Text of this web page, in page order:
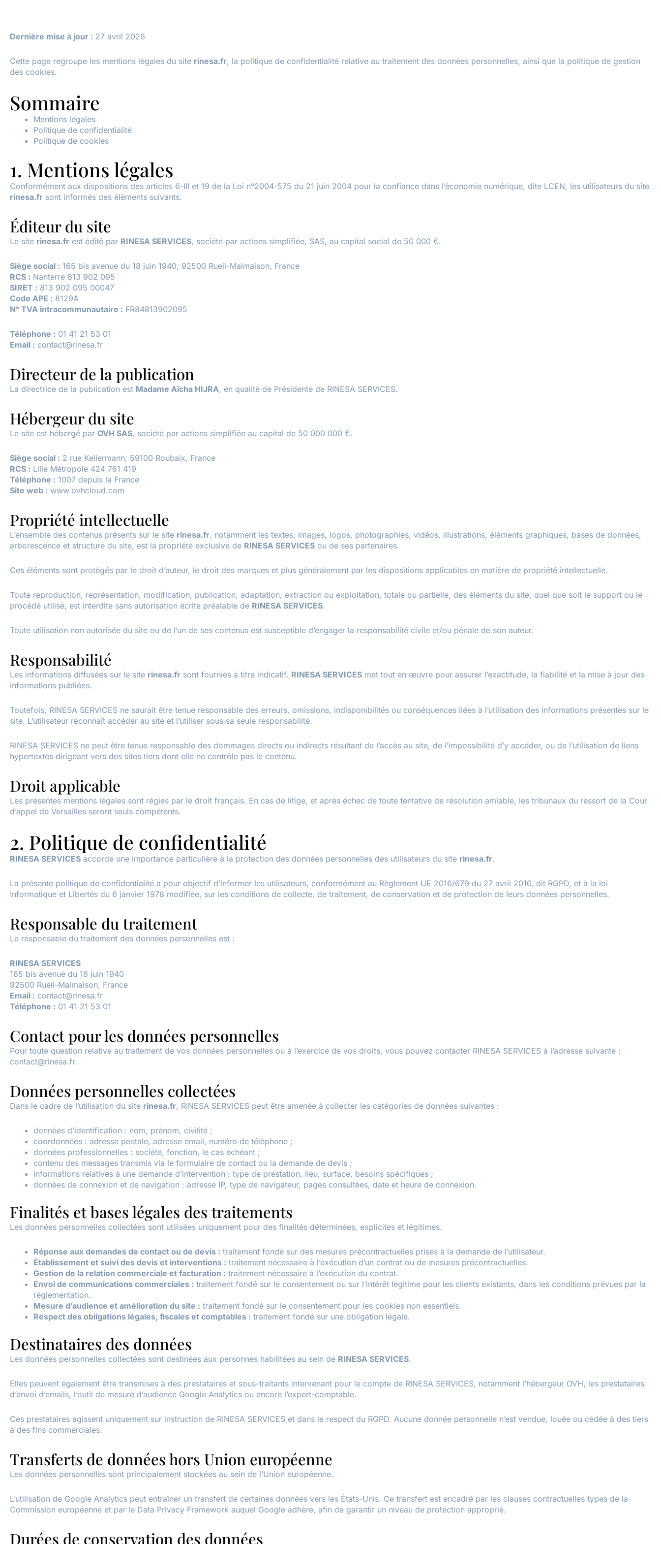
Dernière mise à jour : 27 avril 2026
Cette page regroupe les mentions légales du site rinesa.fr, la politique de confidentialité relative au traitement des données personnelles, ainsi que la politique de gestion
des cookies.
Sommaire
Mentions légales
Politique de confidentialité
Politique de cookies
1. Mentions légales
Conformément aux dispositions des articles 6-III et 19 de la Loi n°2004-575 du 21 juin 2004 pour la confiance dans l’économie numérique, dite LCEN, les utilisateurs du site
rinesa.fr sont informés des éléments suivants.
Éditeur du site
Le site rinesa.fr est édité par RINESA SERVICES, société par actions simplifiée, SAS, au capital social de 50 000 €.
Siège social : 165 bis avenue du 18 juin 1940, 92500 Rueil-Malmaison, France
RCS : Nanterre 813 902 095
SIRET : 813 902 095 00047
Code APE : 8129A
N° TVA intracommunautaire : FR84813902095
Téléphone : 01 41 21 53 01
Email : contact@rinesa.fr
Directeur de la publication
La directrice de la publication est Madame Aïcha HIJRA, en qualité de Présidente de RINESA SERVICES.
Hébergeur du site
Le site est hébergé par OVH SAS, société par actions simplifiée au capital de 50 000 000 €.
Siège social : 2 rue Kellermann, 59100 Roubaix, France
RCS : Lille Métropole 424 761 419
Téléphone : 1007 depuis la France
Site web : www.ovhcloud.com
Propriété intellectuelle
L’ensemble des contenus présents sur le site rinesa.fr, notamment les textes, images, logos, photographies, vidéos, illustrations, éléments graphiques, bases de données,
arborescence et structure du site, est la propriété exclusive de RINESA SERVICES ou de ses partenaires.
Ces éléments sont protégés par le droit d’auteur, le droit des marques et plus généralement par les dispositions applicables en matière de propriété intellectuelle.
Toute reproduction, représentation, modification, publication, adaptation, extraction ou exploitation, totale ou partielle, des éléments du site, quel que soit le support ou le
procédé utilisé, est interdite sans autorisation écrite préalable de RINESA SERVICES.
Toute utilisation non autorisée du site ou de l’un de ses contenus est susceptible d’engager la responsabilité civile et/ou pénale de son auteur.
Responsabilité
Les informations diffusées sur le site rinesa.fr sont fournies à titre indicatif. RINESA SERVICES met tout en œuvre pour assurer l’exactitude, la fiabilité et la mise à jour des
informations publiées.
Toutefois, RINESA SERVICES ne saurait être tenue responsable des erreurs, omissions, indisponibilités ou conséquences liées à l’utilisation des informations présentes sur le
site. L’utilisateur reconnaît accéder au site et l’utiliser sous sa seule responsabilité.
RINESA SERVICES ne peut être tenue responsable des dommages directs ou indirects résultant de l’accès au site, de l’impossibilité d’y accéder, ou de l’utilisation de liens
hypertextes dirigeant vers des sites tiers dont elle ne contrôle pas le contenu.
Droit applicable
Les présentes mentions légales sont régies par le droit français. En cas de litige, et après échec de toute tentative de résolution amiable, les tribunaux du ressort de la Cour
d’appel de Versailles seront seuls compétents.
2. Politique de confidentialité
RINESA SERVICES accorde une importance particulière à la protection des données personnelles des utilisateurs du site rinesa.fr.
La présente politique de confidentialité a pour objectif d’informer les utilisateurs, conformément au Règlement UE 2016/679 du 27 avril 2016, dit RGPD, et à la loi
Informatique et Libertés du 6 janvier 1978 modifiée, sur les conditions de collecte, de traitement, de conservation et de protection de leurs données personnelles.
Responsable du traitement
Le responsable du traitement des données personnelles est :
RINESA SERVICES
165 bis avenue du 18 juin 1940
92500 Rueil-Malmaison, France
Email : contact@rinesa.fr
Téléphone : 01 41 21 53 01
Contact pour les données personnelles
Pour toute question relative au traitement de vos données personnelles ou à l’exercice de vos droits, vous pouvez contacter RINESA SERVICES à l’adresse suivante :
contact@rinesa.fr.
Données personnelles collectées
Dans le cadre de l’utilisation du site rinesa.fr, RINESA SERVICES peut être amenée à collecter les catégories de données suivantes :
données d’identification : nom, prénom, civilité ;
coordonnées : adresse postale, adresse email, numéro de téléphone ;
données professionnelles : société, fonction, le cas échéant ;
contenu des messages transmis via le formulaire de contact ou la demande de devis ;
informations relatives à une demande d’intervention : type de prestation, lieu, surface, besoins spécifiques ;
données de connexion et de navigation : adresse IP, type de navigateur, pages consultées, date et heure de connexion.
Finalités et bases légales des traitements
Les données personnelles collectées sont utilisées uniquement pour des finalités déterminées, explicites et légitimes.
Réponse aux demandes de contact ou de devis : traitement fondé sur des mesures précontractuelles prises à la demande de l’utilisateur.
Établissement et suivi des devis et interventions : traitement nécessaire à l’exécution d’un contrat ou de mesures précontractuelles.
Gestion de la relation commerciale et facturation : traitement nécessaire à l’exécution du contrat.
Envoi de communications commerciales : traitement fondé sur le consentement ou sur l’intérêt légitime pour les clients existants, dans les conditions prévues par la
réglementation.
Mesure d’audience et amélioration du site : traitement fondé sur le consentement pour les cookies non essentiels.
Respect des obligations légales, fiscales et comptables : traitement fondé sur une obligation légale.
Destinataires des données
Les données personnelles collectées sont destinées aux personnes habilitées au sein de RINESA SERVICES.
Elles peuvent également être transmises à des prestataires et sous-traitants intervenant pour le compte de RINESA SERVICES, notamment l’hébergeur OVH, les prestataires
d’envoi d’emails, l’outil de mesure d’audience Google Analytics ou encore l’expert-comptable.
Ces prestataires agissent uniquement sur instruction de RINESA SERVICES et dans le respect du RGPD. Aucune donnée personnelle n’est vendue, louée ou cédée à des tiers
à des fins commerciales.
Transferts de données hors Union européenne
Les données personnelles sont principalement stockées au sein de l’Union européenne.
L’utilisation de Google Analytics peut entraîner un transfert de certaines données vers les États-Unis. Ce transfert est encadré par les clauses contractuelles types de la
Commission européenne et par le Data Privacy Framework auquel Google adhère, afin de garantir un niveau de protection approprié.
Durées de conservation des données